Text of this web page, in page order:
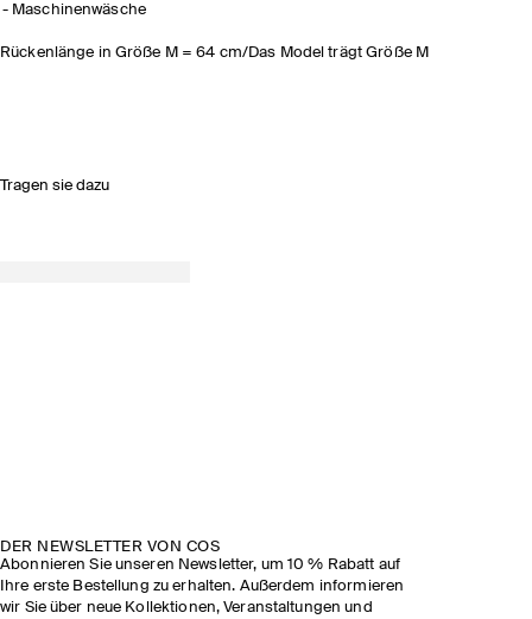
Maschinenwäsche
Rückenlänge in Größe M = 64 cm/Das Model trägt Größe M
Tragen sie dazu
DER NEWSLETTER VON COS
Abonnieren Sie unseren Newsletter, um 10 % Rabatt auf
Ihre erste Bestellung zu erhalten. Außerdem informieren
wir Sie über neue Kollektionen, Veranstaltungen und